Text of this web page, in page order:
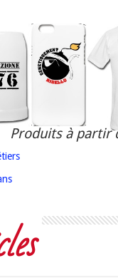
Produits à partir